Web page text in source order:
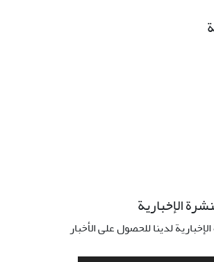
الإخبارية
لدينا للحصول على الأخبار